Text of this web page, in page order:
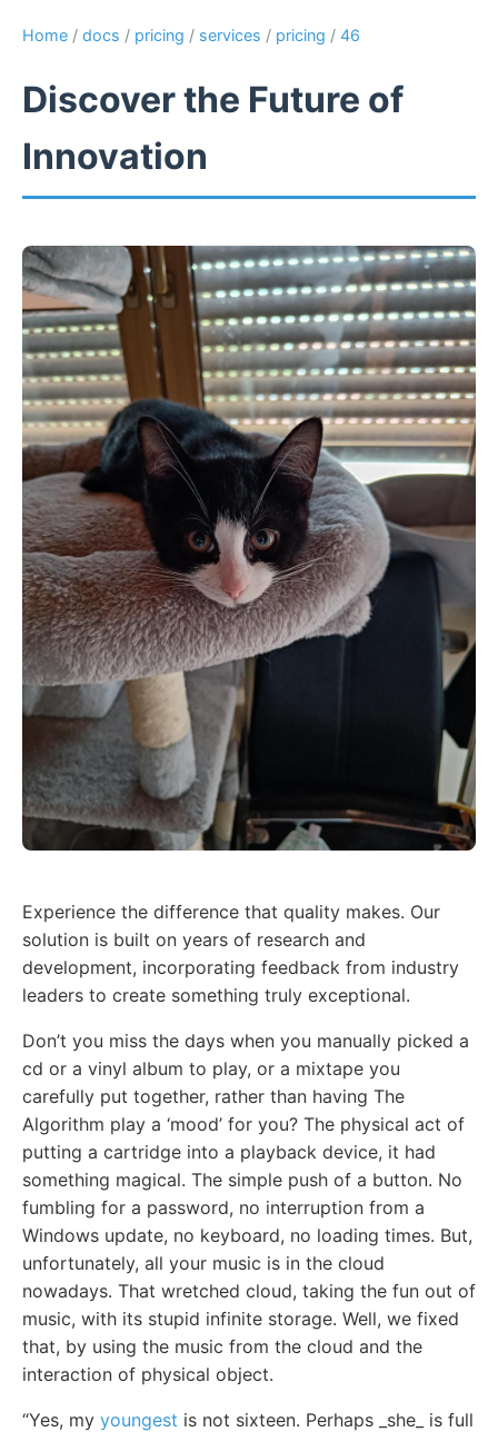
Home / docs / pricing / services / pricing / 46
Discover the Future of
Innovation
Experience the difference that quality makes. Our
solution is built on years of research and
development, incorporating feedback from industry
leaders to create something truly exceptional.
Don’t you miss the days when you manually picked a
cd or a vinyl album to play, or a mixtape you
carefully put together, rather than having The
Algorithm play a ‘mood’ for you? The physical act of
putting a cartridge into a playback device, it had
something magical. The simple push of a button. No
fumbling for a password, no interruption from a
Windows update, no keyboard, no loading times. But,
unfortunately, all your music is in the cloud
nowadays. That wretched cloud, taking the fun out of
music, with its stupid infinite storage. Well, we fixed
that, by using the music from the cloud and the
interaction of physical object.
“Yes, my youngest is not sixteen. Perhaps _she_ is full